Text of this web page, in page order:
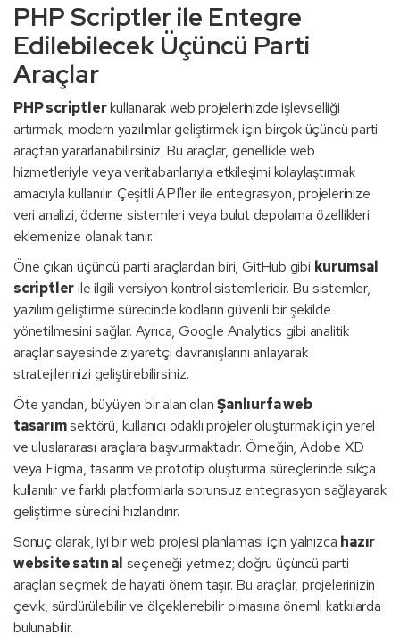
PHP Scriptler ile Entegre
Edilebilecek Üçüncü Parti
Araçlar
PHP scriptlerkullanarak web projelerinizde işlevselliği
artırmak, modern yazılımlar geliştirmek için birçok üçüncü parti
araçtan yararlanabilirsiniz. Bu araçlar, genellikle web
hizmetleriyle veya veritabanlarıyla etkileşimi kolaylaştırmak
amacıyla kullanılır. Çeşitli API'ler ile entegrasyon, projelerinize
veri analizi, ödeme sistemleri veya bulut depolama özellikleri
eklemenize olanak tanır.
Öne çıkan üçüncü parti araçlardan biri, GitHub gibi kurumsal
scriptlerile ilgili versiyon kontrol sistemleridir. Bu sistemler,
yazılım geliştirme sürecinde kodların güvenli bir şekilde
yönetilmesini sağlar. Ayrıca, Google Analytics gibi analitik
araçlar sayesinde ziyaretçi davranışlarını anlayarak
stratejilerinizi geliştirebilirsiniz.
Öte yandan, büyüyen bir alan olanŞanlıurfa web
tasarımsektörü, kullanıcı odaklı projeler oluşturmak için yerel
ve uluslararası araçlara başvurmaktadır. Örneğin, Adobe XD
veya Figma, tasarım ve prototip oluşturma süreçlerinde sıkça
kullanılır ve farklı platformlarla sorunsuz entegrasyon sağlayarak
geliştirme sürecini hızlandırır.
Sonuç olarak, iyi bir web projesi planlaması için yalnızca hazır
website satın al seçeneği yetmez; doğru üçüncü parti
araçları seçmek de hayati önem taşır. Bu araçlar, projelerinizin
çevik, sürdürülebilir ve ölçeklenebilir olmasına önemli katkılarda
bulunabilir.